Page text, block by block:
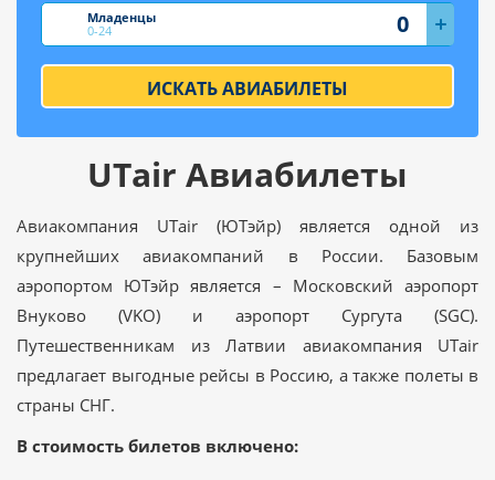
Младенцы
0-24
ИСКАТЬ АВИАБИЛЕТЫ
UTair Авиабилеты
Авиакомпания UTair (ЮТэйр) является одной из
крупнейших авиакомпаний в России. Базовым
аэропортом ЮТэйр является – Московский аэропорт
Внуково (VKO) и аэропорт Сургута (SGC).
Путешественникам из Латвии авиакомпания UTair
предлагает выгодные рейсы в Россию, а также полеты в
страны СНГ.
В стоимость билетов включено: